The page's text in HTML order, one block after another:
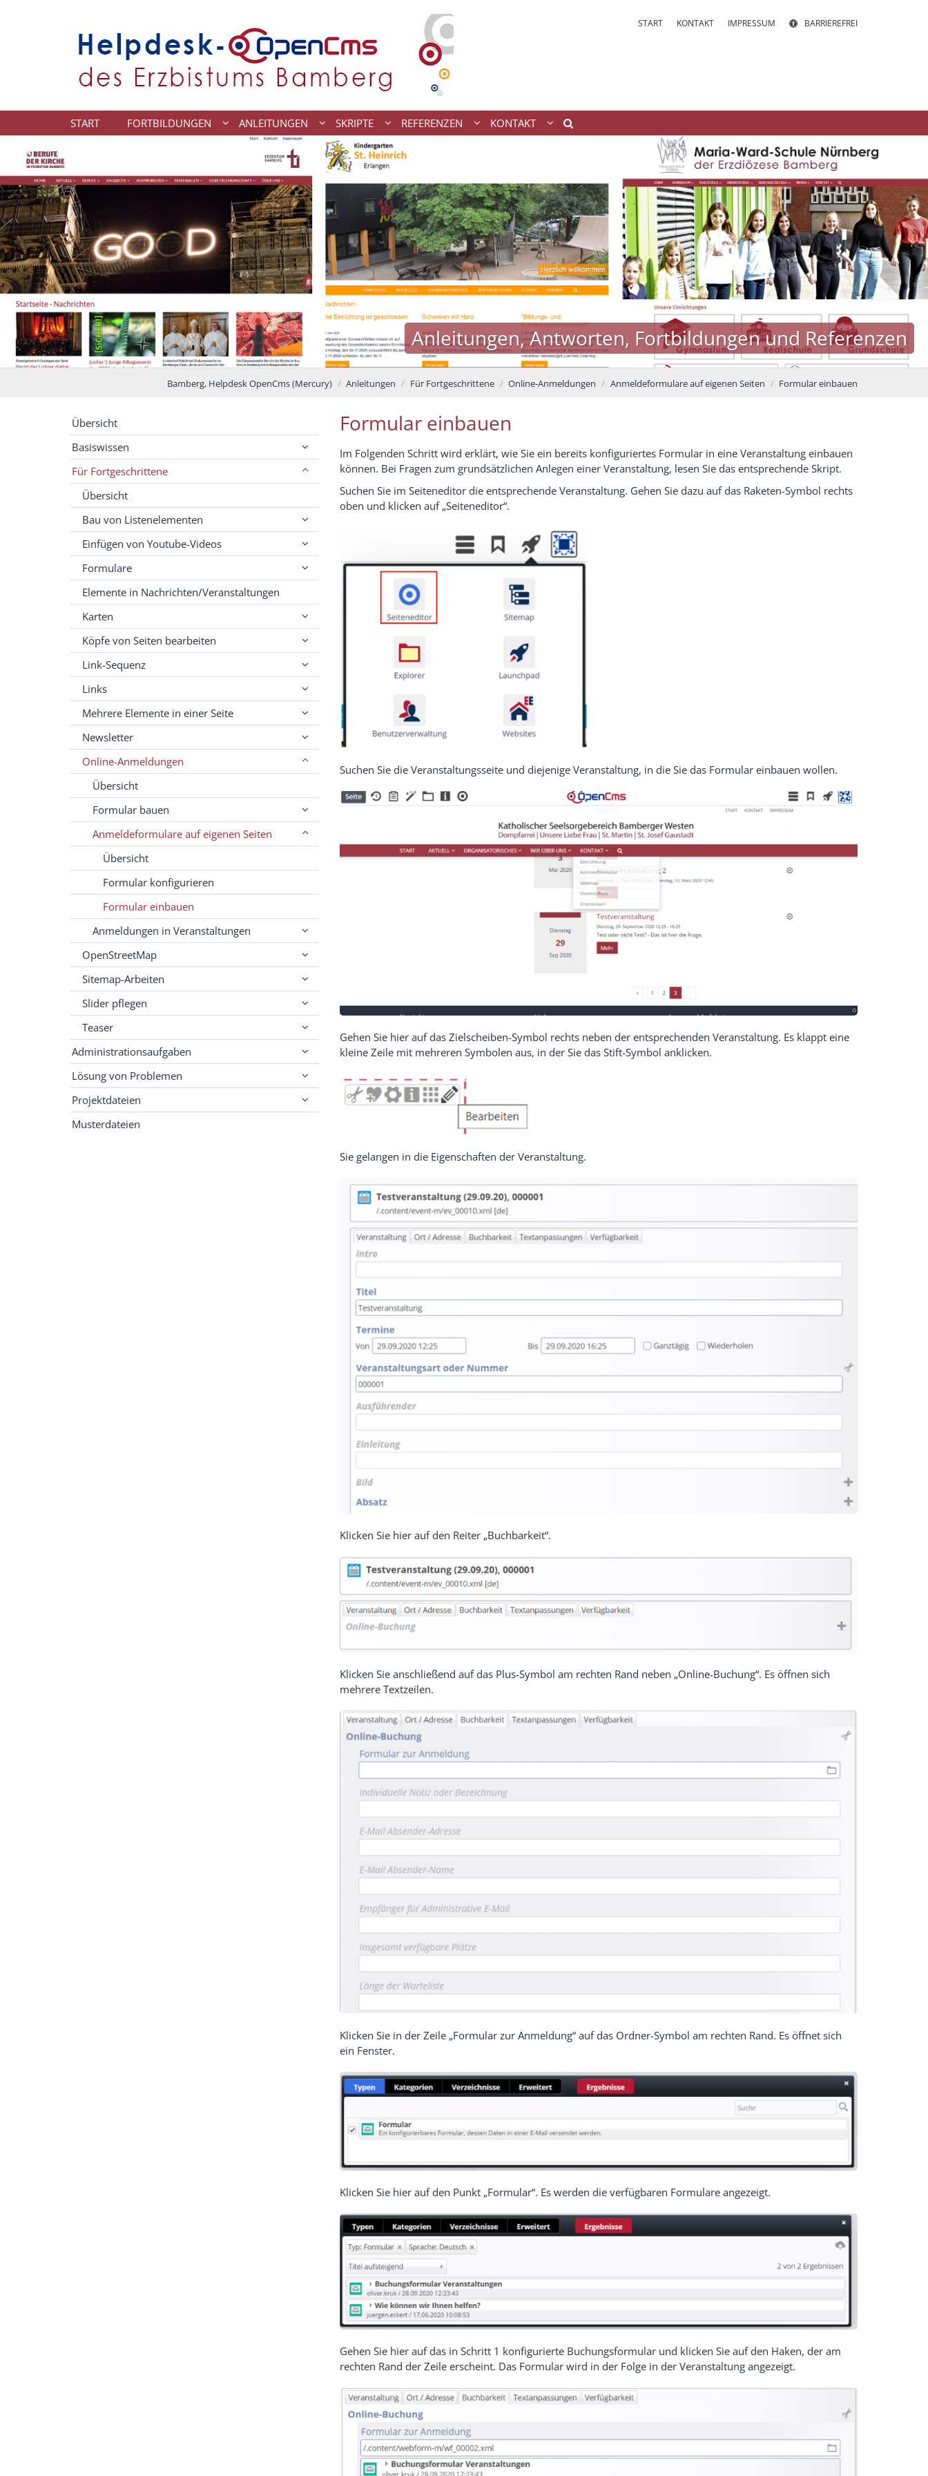
START KONTAKT IMPRESSUM BARRIEREFREI
START FORTBILDUNGEN ANLEITUNGEN SKRIPTE REFERENZEN KONTAKT
Anleitungen, Antworten, Fortbildungen und Referenzen
Bamberg, Helpdesk OpenCms (Mercury) Anleitungen Für Fortgeschrittene Online-Anmeldungen Anmeldeformulare auf eigenen Seiten Formular einbauen
Formular einbauen
Im Folgenden Schritt wird erklärt, wie Sie ein bereits konfiguriertes Formular in eine Veranstaltung einbauen
können. Bei Fragen zum grundsätzlichen Anlegen einer Veranstaltung, lesen Sie das entsprechende Skript.
Suchen Sie im Seiteneditor die entsprechende Veranstaltung. Gehen Sie dazu auf das Raketen-Symbol rechts
oben und klicken auf „Seiteneditor“.
Suchen Sie die Veranstaltungsseite und diejenige Veranstaltung, in die Sie das Formular einbauen wollen.
Gehen Sie hier auf das Zielscheiben-Symbol rechts neben der entsprechenden Veranstaltung. Es klappt eine
kleine Zeile mit mehreren Symbolen aus, in der Sie das Stift-Symbol anklicken.
Sie gelangen in die Eigenschaften der Veranstaltung.
Klicken Sie hier auf den Reiter „Buchbarkeit“.
Klicken Sie anschließend auf das Plus-Symbol am rechten Rand neben „Online-Buchung“. Es öffnen sich
mehrere Textzeilen.
Klicken Sie in der Zeile „Formular zur Anmeldung“ auf das Ordner-Symbol am rechten Rand. Es öffnet sich
ein Fenster.
Klicken Sie hier auf den Punkt „Formular“. Es werden die verfügbaren Formulare angezeigt.
Gehen Sie hier auf das in Schritt 1 konfigurierte Buchungsformular und klicken Sie auf den Haken, der am
rechten Rand der Zeile erscheint. Das Formular wird in der Folge in der Veranstaltung angezeigt.
Übersicht
Basiswissen
Für Fortgeschrittene
Übersicht
Bau von Listenelementen
Einfügen von Youtube-Videos
Formulare
Elemente in Nachrichten/Veranstaltungen
Karten
Köpfe von Seiten bearbeiten
Link-Sequenz
Links
Mehrere Elemente in einer Seite
Newsletter
Online-Anmeldungen
Übersicht
Formular bauen
Anmeldeformulare auf eigenen Seiten
Übersicht
Formular konfigurieren
Formular einbauen
Anmeldungen in Veranstaltungen
OpenStreetMap
Sitemap-Arbeiten
Slider pflegen
Teaser
Administrationsaufgaben
Lösung von Problemen
Projektdateien
Musterdateien